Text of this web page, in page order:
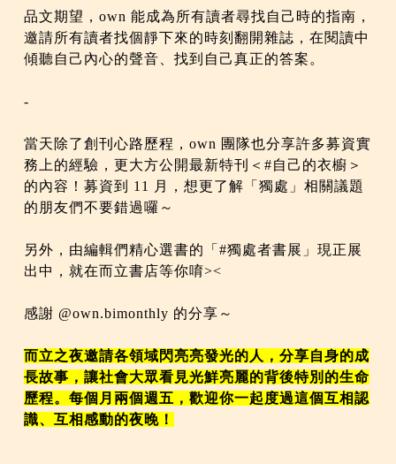
品文期望，own 能成為所有讀者尋找自己時的指南，
邀請所有讀者找個靜下來的時刻翻開雜誌，在閱讀中
傾聽自己內心的聲音、找到自己真正的答案。
-
當天除了創刊心路歷程，own 團隊也分享許多募資實
務上的經驗，更大方公開最新特刊＜#自己的衣櫥＞
的內容！募資到 11 月，想更了解「獨處」相關議題
的朋友們不要錯過囉～
另外，由編輯們精心選書的「#獨處者書展」現正展
出中，就在而立書店等你唷><
感謝 @own.bimonthly 的分享～
而立之夜邀請各領域閃亮亮發光的人，分享自身的成
長故事，讓社會大眾看見光鮮亮麗的背後特別的生命
歷程。每個月兩個週五，歡迎你一起度過這個互相認
識、互相感動的夜晚！